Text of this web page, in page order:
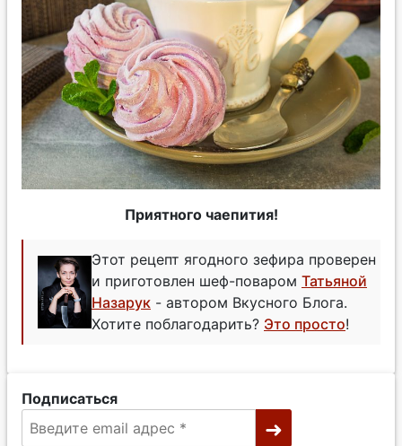
Приятного чаепития!
Этот рецепт ягодного зефира проверен
и приготовлен шеф-поваром Татьяной
Назарук - автором Вкусного Блога.
Хотите поблагодарить? Это просто!
Подписаться